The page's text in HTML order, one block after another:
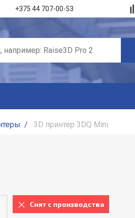
+375 44 707-00-53
/ 3D принтер 3DQ Mini
Снят с производства